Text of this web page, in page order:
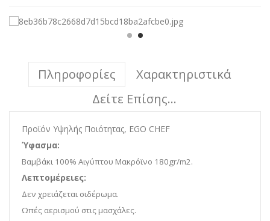
Πληροφορίες
Χαρακτηριστικά
Δείτε Επίσης...
Προϊόν Υψηλής Ποιότητας, EGO CHEF
Ύφασμα:
Βαμβάκι 100% Αιγύπτου Μακρόϊνο 180gr/m2.
Λεπτομέρειες:
Δεν χρειάζεται σιδέρωμα.
Ωπές αερισμού στις μασχάλες.